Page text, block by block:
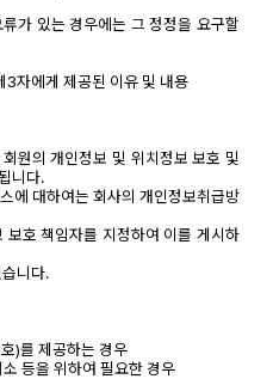
가 있는 경우에는 그 정정을 요구할
3자에게 제공된 이유 및 내용
원의 개인정보 및 위치정보 보호 및
니다.
에 대하여는 회사의 개인정보취급방
호 책임자를 지정하여 이를 게시하
니다.
)를 제공하는 경우
등을 위하여 필요한 경우